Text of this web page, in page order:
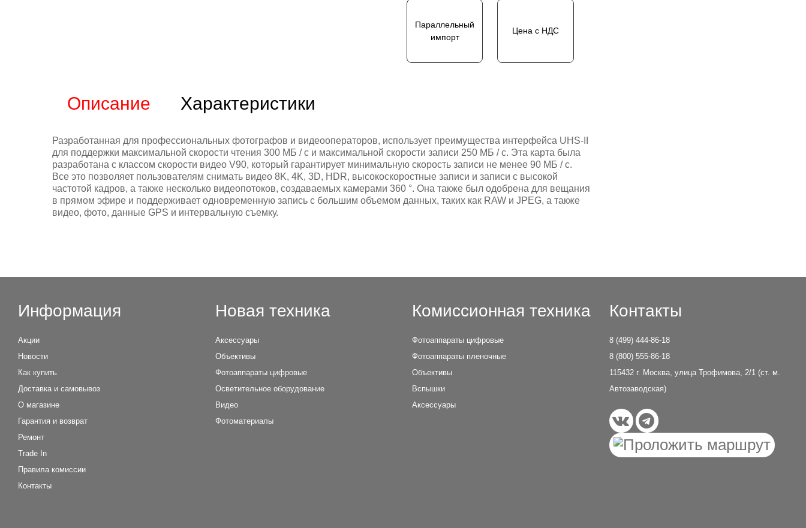
Параллельный
импорт
Цена с НДС
Описание Характеристики
Разработанная для профессиональных фотографов и видеооператоров, использует преимущества интерфейса UHS-II
для поддержки максимальной скорости чтения 300 МБ / с и максимальной скорости записи 250 МБ / с. Эта карта была
разработана с классом скорости видео V90, который гарантирует минимальную скорость записи не менее 90 МБ / с.
Все это позволяет пользователям снимать видео 8K, 4K, 3D, HDR, высокоскоростные записи и записи с высокой
частотой кадров, а также несколько видеопотоков, создаваемых камерами 360 °. Она также был одобрена для вещания
в прямом эфире и поддерживает одновременную запись с большим объемом данных, таких как RAW и JPEG, а также
видео, фото, данные GPS и интервальную съемку.
Информация
Акции
Новости
Как купить
Доставка и самовывоз
О магазине
Гарантия и возврат
Ремонт
Trade In
Правила комиссии
Контакты
Новая техника
Аксессуары
Объективы
Фотоаппараты цифровые
Осветительное оборудование
Видео
Фотоматериалы
Комиссионная техника
Фотоаппараты цифровые
Фотоаппараты пленочные
Объективы
Вспышки
Аксессуары
Контакты
8 (499) 444-86-18
8 (800) 555-86-18
115432 г. Москва, улица Трофимова, 2/1 (ст. м.
Автозаводская)